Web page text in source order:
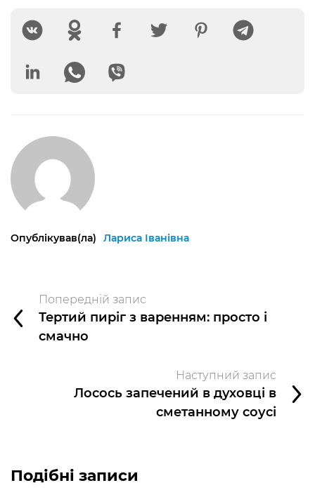
Опублікував(ла) Лариса Іванівна
Попередній запис
Тертий пиріг з варенням: просто і
смачно
Наступний запис
Лосось запечений в духовці в
сметанному соусі
Подібні записи